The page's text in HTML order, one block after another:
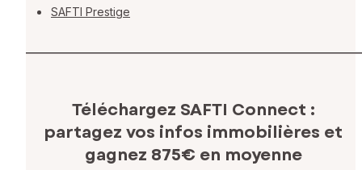
SAFTI Prestige
Téléchargez SAFTI Connect :
partagez vos infos immobilières et
gagnez 875€ en moyenne